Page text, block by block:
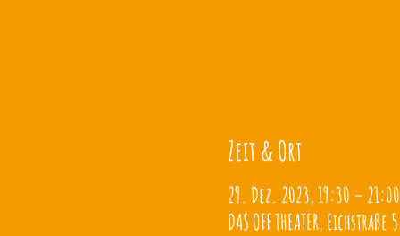
Zeit & Ort
29. Dez. 2023, 19:30 – 21:00
DAS OFF THEATER,